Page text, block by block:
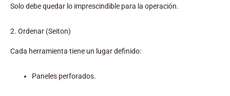
Solo debe quedar lo imprescindible para la operación.
2. Ordenar (Seiton)
Cada herramienta tiene un lugar definido:
Paneles perforados.